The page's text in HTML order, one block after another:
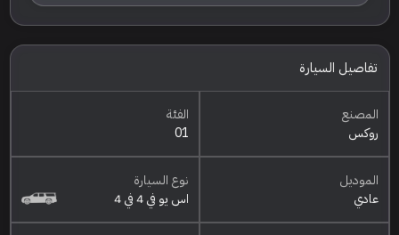
تفاصيل السيارة
المصنع
روكس
الفئة
01
الموديل
عادي
نوع السيارة
اس يو في 4 في 4